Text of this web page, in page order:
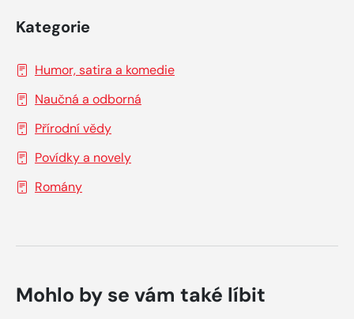
Kategorie
Humor, satira a komedie
Naučná a odborná
Přírodní vědy
Povídky a novely
Romány
Mohlo by se vám také líbit